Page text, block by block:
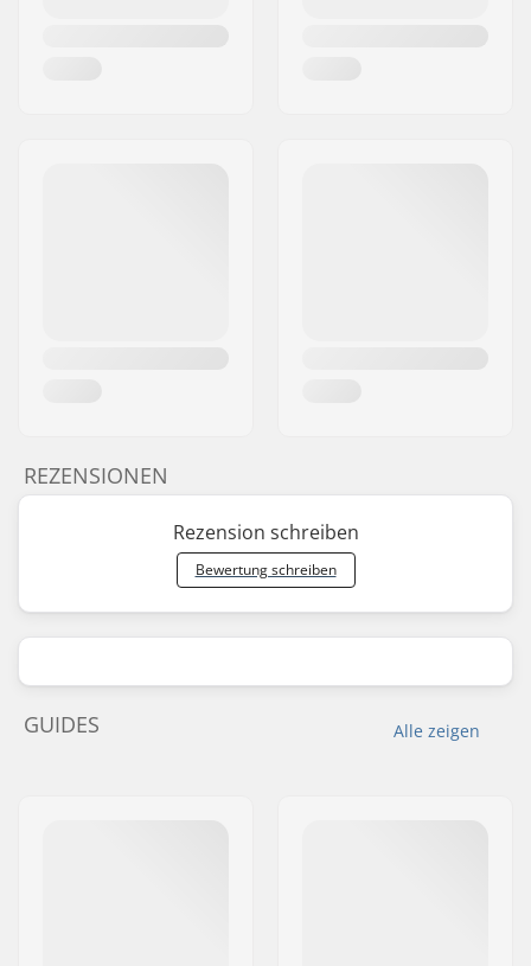
REZENSIONEN
Rezension schreiben
Bewertung schreiben
Alle zeigen
GUIDES